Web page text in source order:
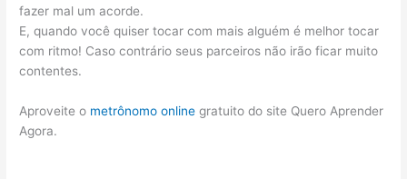
fazer mal um acorde.
E, quando você quiser tocar com mais alguém é melhor tocar
com ritmo! Caso contrário seus parceiros não irão ficar muito
contentes.
Aproveite o metrônomo online gratuito do site Quero Aprender
Agora.